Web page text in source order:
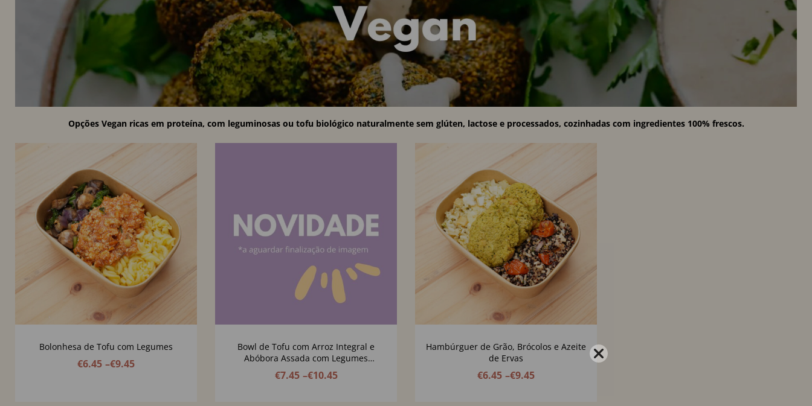
Opções Vegan ricas em proteína, com leguminosas ou tofu biológico naturalmente sem glúten, lactose e processados, cozinhadas com ingredientes 100% frescos.
Bolonhesa de Tofu com Legumes
€6.45 –€9.45
Bowl de Tofu com Arroz Integral e
Abóbora Assada com Legumes
Balsâmicos, Queijo Creme de Caju e
Pevides de Abóbora
€7.45 –€10.45
Hambúrguer de Grão, Brócolos e Azeite
de Ervas
€6.45 –€9.45